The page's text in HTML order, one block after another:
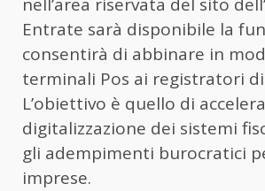
nell’area riservata del sito
Entrate sarà disponibile la
consentirà di abbinare in
terminali Pos ai registratori di
L’obiettivo è quello di
digitalizzazione dei sistemi
gli adempimenti burocratici
imprese.